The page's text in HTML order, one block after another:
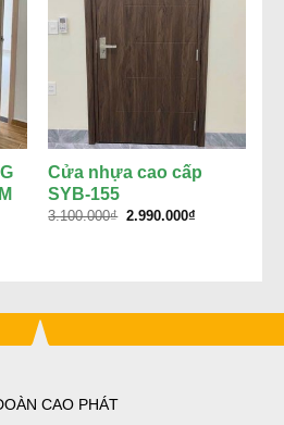
Cửa nhựa cao cấp
SYB-155
3.100.000₫ Giá
2.990.000₫
CAO PHÁT